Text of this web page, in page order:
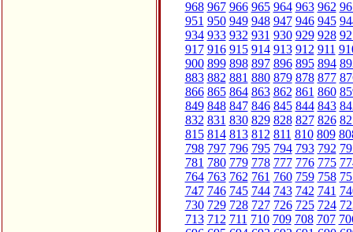
968 967 966 965 964 963 962
951 950 949 948 947 946 945
934 933 932 931 930 929 928
917 916 915 914 913 912 911
900 899 898 897 896 895 894
883 882 881 880 879 878 877
866 865 864 863 862 861 860
849 848 847 846 845 844 843
832 831 830 829 828 827 826
815 814 813 812 811 810 809
798 797 796 795 794 793 792
781 780 779 778 777 776 775
764 763 762 761 760 759 758
747 746 745 744 743 742 741
730 729 728 727 726 725 724
713 712 711 710 709 708 707